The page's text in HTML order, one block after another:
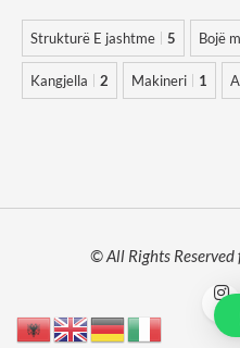
Strukturë E jashtme 5 Bojë
Kangjella 2 Makineri 1
© All Rights